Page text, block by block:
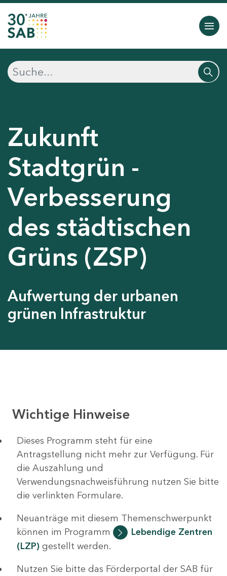
Zukunft
Stadtgrün -
Verbesserung
des städtischen
Grüns (ZSP)
Aufwertung der urbanen
grünen Infrastruktur
Wichtige Hinweise
Dieses Programm steht für eine
Antragstellung nicht mehr zur Verfügung. Für
die Auszahlung und
Verwendungsnachweisführung nutzen Sie bitte
die verlinkten Formulare.
Neuanträge mit diesem Themenschwerpunkt
können im Programm
Lebendige Zentren
(LZP) gestellt werden.
Nutzen Sie bitte das Förderportal der SAB für